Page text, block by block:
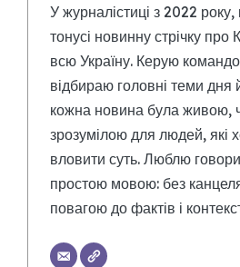
У журналістиці з 2022
тонусі новинну стрічку про
всю Україну. Керую
відбираю головні теми
кожна новина була живою,
зрозумілою для людей, які
вловити суть. Люблю
простою мовою: без
повагою до фактів і